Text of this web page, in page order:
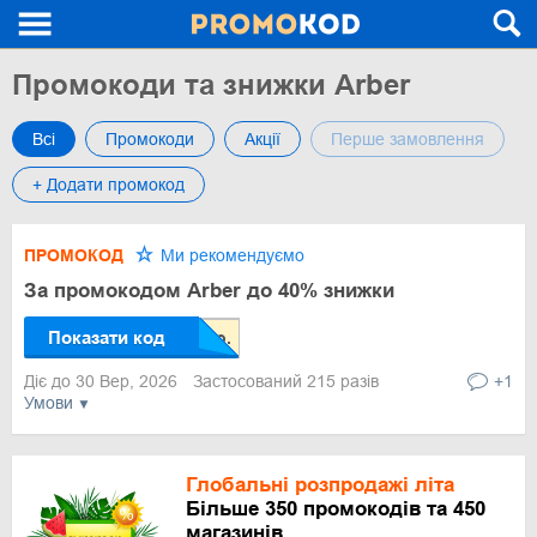
Промокоди та знижки Arber
Всі Промокоди Акції Перше замовлення
+ Додати промокод
Умови
ПРОМОКОД Ми рекомендуємо
За промокодом Arber до 40% знижки
Показати код
Діє до 30 Вер, 2026 Застосований 215 разів +1
Глобальні розпродажі літа
Більше 350 промокодів та 450